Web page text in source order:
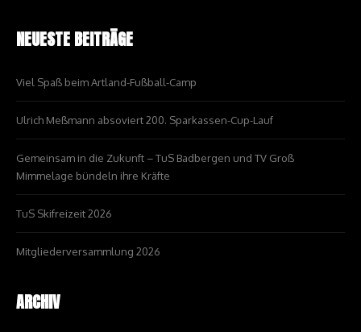
NEUESTE BEITRÄGE
Viel Spaß beim Artland-Fußball-Camp
Ulrich Meßmann absoviert 200. Sparkassen-Cup-Lauf
Gemeinsam in die Zukunft – TuS Badbergen und TV Groß
Mimmelage bündeln ihre Kräfte
TuS Skifreizeit 2026
Mitgliederversammlung 2026
ARCHIV